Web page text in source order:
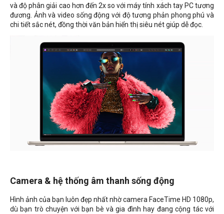
và độ phân giải cao hơn đến 2x so với máy tính xách tay PC tương
đương. Ảnh và video sống động với độ tương phản phong phú và
chi tiết sắc nét, đồng thời văn bản hiển thị siêu nét giúp dễ đọc.
Camera & hệ thống âm thanh sống động
Hình ảnh của bạn luôn đẹp nhất nhờ camera FaceTime HD 1080p,
dù bạn trò chuyện với bạn bè và gia đình hay đang cộng tác với